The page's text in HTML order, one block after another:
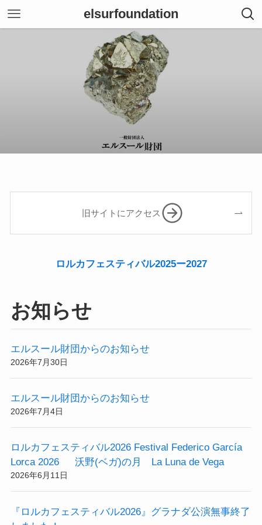
elsurfoundation
旧サイトにアクセス
ロルカフェスティバル2025ー2027
お知らせ
エルスール財団からのお知らせ
2026年7月30日
エルスール財団からのお知らせ
2026年7月4日
ロルカフェスティバル2026 Festival Federico García
Lorca 2026 沃野(ベガ)の月 La Luna de Vega
2026年6月11日
『ロルカフェスティバル2026』グラナダ公演無事終了